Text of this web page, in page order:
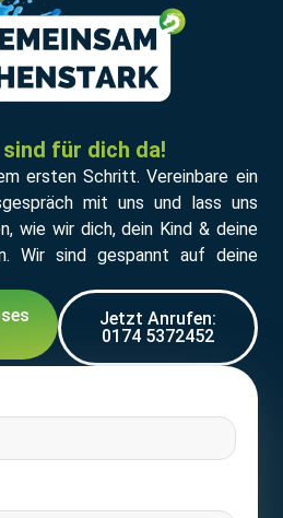
für dich da!
ersten Schritt. Vereinbare ein
mit uns und lass uns
wie wir dich, dein Kind & deine
Wir sind gespannt auf deine
Jetzt Anrufen:
0174 5372452